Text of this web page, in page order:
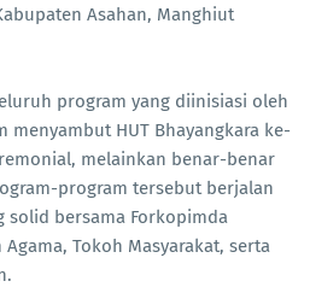
Asahan, Manghiut
program yang diinisiasi oleh
menyambut HUT Bhayangkara ke-
melainkan benar-benar
program tersebut berjalan
solid bersama Forkopimda
Tokoh Masyarakat, serta